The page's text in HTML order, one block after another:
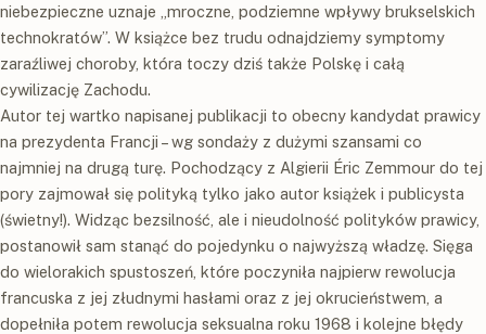
niebezpieczne uznaje „mroczne, podziemne wpływy brukselskich
technokratów”. W książce bez trudu odnajdziemy symptomy
zaraźliwej choroby, która toczy dziś także Polskę i całą
cywilizację Zachodu.
Autor tej wartko napisanej publikacji to obecny kandydat prawicy
na prezydenta Francji – wg sondaży z dużymi szansami co
najmniej na drugą turę. Pochodzący z Algierii Éric Zemmour do tej
pory zajmował się polityką tylko jako autor książek i publicysta
(świetny!). Widząc bezsilność, ale i nieudolność polityków prawicy,
postanowił sam stanąć do pojedynku o najwyższą władzę. Sięga
do wielorakich spustoszeń, które poczyniła najpierw rewolucja
francuska z jej złudnymi hasłami oraz z jej okrucieństwem, a
dopełniła potem rewolucja seksualna roku 1968 i kolejne błędy